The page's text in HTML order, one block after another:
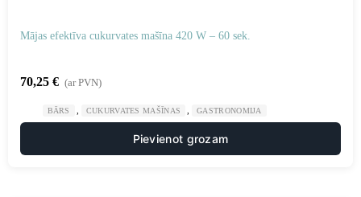
Mājas efektīva cukurvates mašīna 420 W – 60 sek.
70,25 € (ar PVN)
BĀRS CUKURVATES MAŠĪNAS GASTRONOMIJA
Pievienot grozam